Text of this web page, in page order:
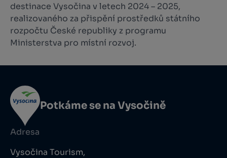
destinace Vysočina v letech 2024 – 2025,
realizovaného za přispění prostředků státního
rozpočtu České republiky z programu
Ministerstva pro místní rozvoj.
Potkáme se na Vysočině
Adresa
Vysočina Tourism,